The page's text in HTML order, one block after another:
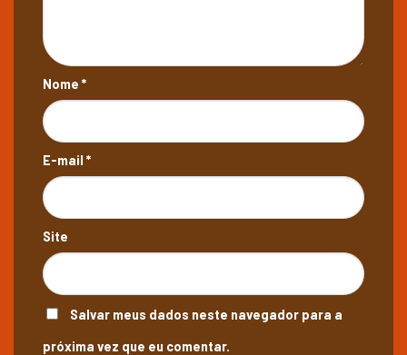
Nome *
E-mail *
Site
Salvar meus dados neste navegador para a
próxima vez que eu comentar.